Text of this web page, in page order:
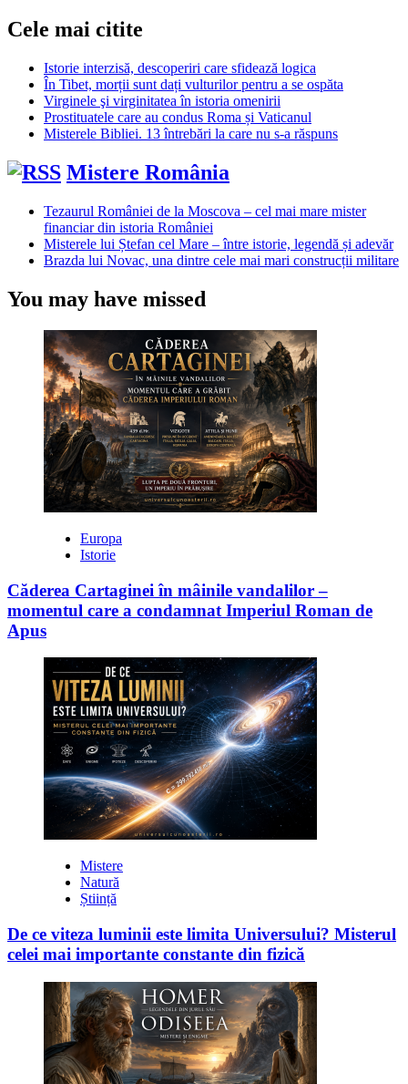
Cele mai citite
Istorie interzisă, descoperiri care sfidează logica
În Tibet, morții sunt dați vulturilor pentru a se ospăta
Virginele şi virginitatea în istoria omenirii
Prostituatele care au condus Roma și Vaticanul
Misterele Bibliei. 13 întrebări la care nu s-a răspuns
Mistere România
Tezaurul României de la Moscova – cel mai mare mister
financiar din istoria României
Misterele lui Ștefan cel Mare – între istorie, legendă și adevăr
Brazda lui Novac, una dintre cele mai mari construcții militare
You may have missed
Europa
Istorie
Căderea Cartaginei în mâinile vandalilor –
momentul care a condamnat Imperiul Roman de
Apus
Mistere
Natură
Știință
De ce viteza luminii este limita Universului? Misterul
celei mai importante constante din fizică